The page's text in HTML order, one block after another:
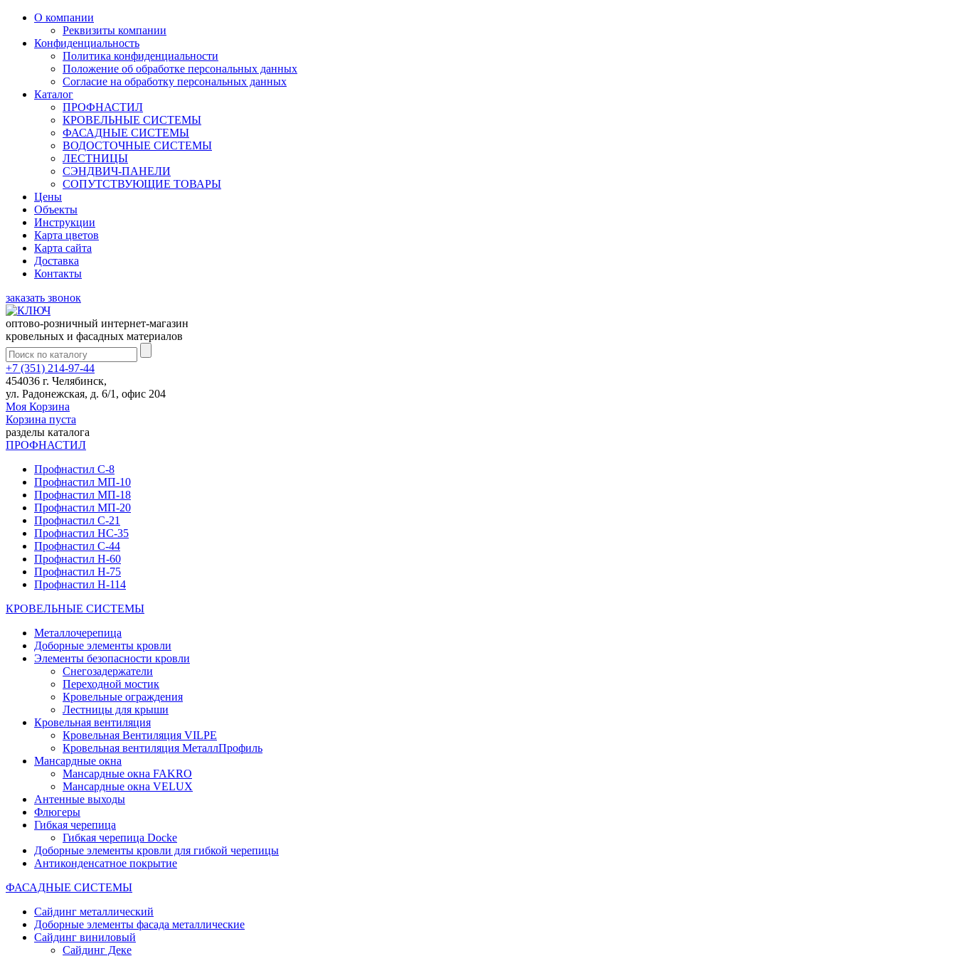
О компании
Реквизиты компании
Конфиденциальность
Политика конфиденциальности
Положение об обработке персональных данных
Согласие на обработку персональных данных
Каталог
ПРОФНАСТИЛ
КРОВЕЛЬНЫЕ СИСТЕМЫ
ФАСАДНЫЕ СИСТЕМЫ
ВОДОСТОЧНЫЕ СИСТЕМЫ
ЛЕСТНИЦЫ
СЭНДВИЧ-ПАНЕЛИ
СОПУТСТВУЮЩИЕ ТОВАРЫ
Цены
Объекты
Инструкции
Карта цветов
Карта сайта
Доставка
Контакты
заказать звонок
оптово-розничный интернет-магазин
кровельных и фасадных материалов
+7 (351) 214-97-44
454036 г. Челябинск,
ул. Радонежская, д. 6/1, офис 204
Моя Корзина
Корзина пуста
разделы каталога
ПРОФНАСТИЛ
Профнастил С-8
Профнастил МП-10
Профнастил МП-18
Профнастил МП-20
Профнастил С-21
Профнастил НС-35
Профнастил С-44
Профнастил Н-60
Профнастил Н-75
Профнастил Н-114
КРОВЕЛЬНЫЕ СИСТЕМЫ
Металлочерепица
Доборные элементы кровли
Элементы безопасности кровли
Снегозадержатели
Переходной мостик
Кровельные ограждения
Лестницы для крыши
Кровельная вентиляция
Кровельная Вентиляция VILPE
Кровельная вентиляция МеталлПрофиль
Мансардные окна
Мансардные окна FAKRO
Мансардные окна VELUX
Антенные выходы
Флюгеры
Гибкая черепица
Гибкая черепица Docke
Доборные элементы кровли для гибкой черепицы
Антиконденсатное покрытие
ФАСАДНЫЕ СИСТЕМЫ
Сайдинг металлический
Доборные элементы фасада металлические
Сайдинг виниловый
Сайдинг Деке